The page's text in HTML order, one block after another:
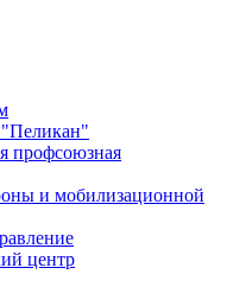
"Пеликан"
профсоюзная
и мобилизационной
центр